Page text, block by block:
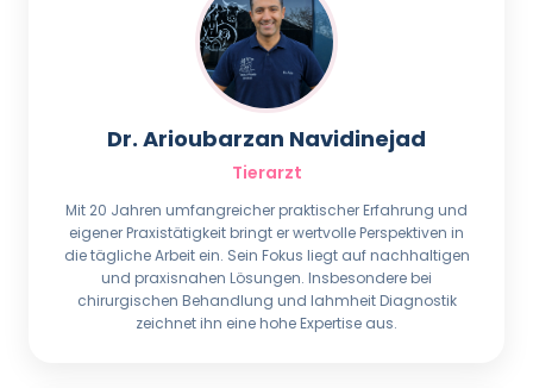
Dr. Arioubarzan Navidinejad
Tierarzt
Mit 20 Jahren umfangreicher praktischer Erfahrung und
eigener Praxistätigkeit bringt er wertvolle Perspektiven in
die tägliche Arbeit ein. Sein Fokus liegt auf nachhaltigen
und praxisnahen Lösungen. Insbesondere bei
chirurgischen Behandlung und lahmheit Diagnostik
zeichnet ihn eine hohe Expertise aus.